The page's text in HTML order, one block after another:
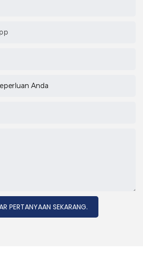
Anda
PERTANYAAN SEKARANG.